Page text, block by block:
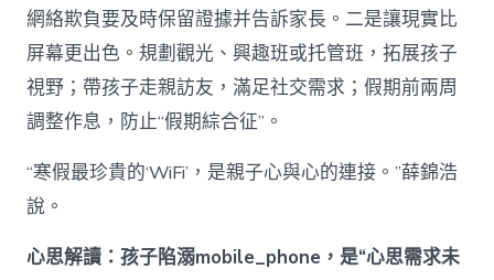
網絡欺負要及時保留證據并告訴家長。二是讓現實比
屏幕更出色。規劃觀光、興趣班或托管班，拓展孩子
視野；帶孩子走親訪友，滿足社交需求；假期前兩周
調整作息，防止“假期綜合征”。
“寒假最珍貴的‘WiFi’，是親子心與心的連接。”薛錦浩
說。
心思解讀：孩子陷溺mobile_phone，是“心思需求未